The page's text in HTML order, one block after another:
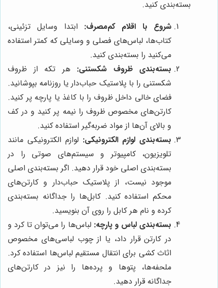
بسته‌بندی کنید.
شروع با اقلام کم‌مصرف: ابتدا وسایل تزئینی،
کتاب‌ها، لباس‌های فصلی و وسایلی که کمتر استفاده
می‌کنید را بسته‌بندی کنید.
بسته‌بندی ظروف شکستنی: هر تکه از ظروف
شکستنی را با پلاستیک حباب‌دار یا روزنامه بپوشانید.
فضای خالی داخل ظروف را با کاغذ یا پارچه پر کنید.
کارتن‌های مخصوص ظروف را نیمه پر کنید و در کف
و بالای آن‌ها از مواد ضربه‌گیر استفاده کنید.
بسته‌بندی لوازم الکترونیکی: لوازم الکترونیکی مانند
تلویزیون، کامپیوتر و سیستم‌های صوتی را در
بسته‌بندی اصلی خود قرار دهید. اگر بسته‌بندی اصلی
موجود نیست، از پلاستیک حباب‌دار و کارتن‌های
محکم استفاده کنید. کابل‌ها را جداگانه بسته‌بندی
کرده و نام هر کابل را روی آن بنویسید.
بسته‌بندی لباس و پارچه: لباس‌ها را می‌توان تا کرد و
در کارتن قرار داد، یا از چوب لباسی‌های مخصوص
اثاث کشی برای انتقال مستقیم لباس‌ها استفاده کرد.
ملحفه‌ها، پتوها و پرده‌ها را نیز در کارتن‌های
جداگانه قرار دهید.